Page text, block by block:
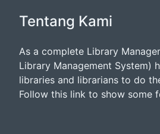
Tentang Kami
As a complete Library
Library Management System)
libraries and librarians to do
Follow this link to show some